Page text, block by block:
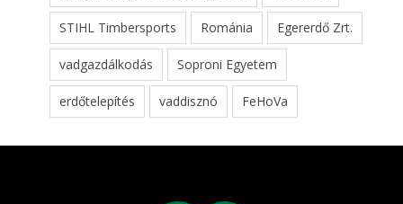
STIHL Timbersports Románia Egererdő Zrt.
vadgazdálkodás Soproni Egyetem
erdőtelepítés vaddisznó FeHoVa